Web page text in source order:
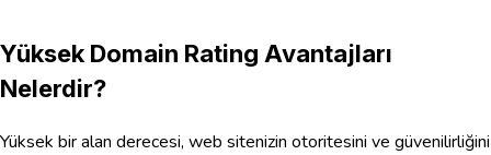
Yüksek Domain Rating Avantajları
Nelerdir?
Yüksek bir alan derecesi, web sitenizin otoritesini ve güvenilirliğini